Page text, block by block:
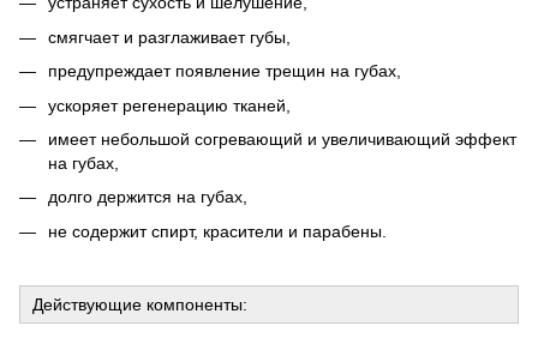
смягчает и разглаживает губы,
предупреждает появление трещин на губах,
ускоряет регенерацию тканей,
имеет небольшой согревающий и увеличивающий эффект
на губах,
долго держится на губах,
не содержит спирт, красители и парабены.
Действующие компоненты: